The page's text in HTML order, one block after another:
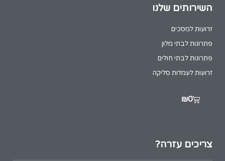
השירותים שלנו
זרועות למסכים
פתרונות לבתי מלון
פתרונות לבתי חולים
זרועות לעמדות סליקה
₪0
צריכים עזרה?